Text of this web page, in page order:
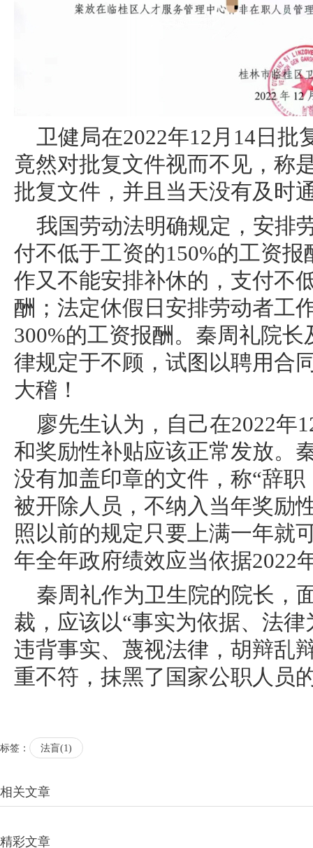
卫健局在2022年12月14日
竟然对批复文件视而不见，称
批复文件，并且当天没有及时
我国劳动法明确规定，安排
付不低于工资的150%的工资
作又不能安排补休的，支付不
酬；法定休假日安排劳动者工
300%的工资报酬。秦周礼院
律规定于不顾，试图以聘用合
大稽！
廖先生认为，自己在2022年
和奖励性补贴应该正常发放。
没有加盖印章的文件，称“辞
被开除人员，不纳入当年奖励
照以前的规定只要上满一年就
年全年政府绩效应当依据2022
秦周礼作为卫生院的院长，
裁，应该以“事实为依据、法
违背事实、蔑视法律，胡辩乱
重不符，抹黑了国家公职人员
标签： 法盲(1)
相关文章
精彩文章